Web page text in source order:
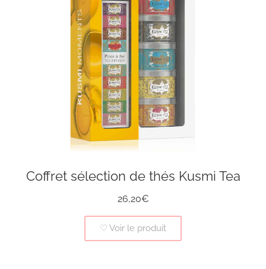
Coffret sélection de thés Kusmi Tea
26,20€
♡ Voir le produit